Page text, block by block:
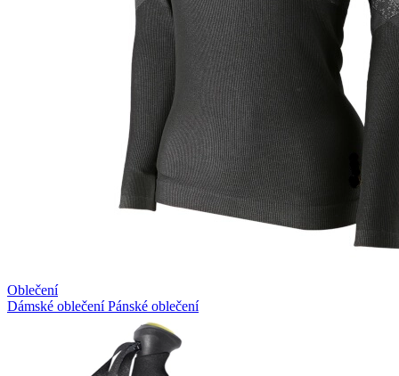
Oblečení
Dámské oblečeníPánské oblečení